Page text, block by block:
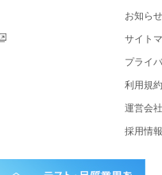
お知らせ
サイト
プライ
利用規約
運営会
採用情